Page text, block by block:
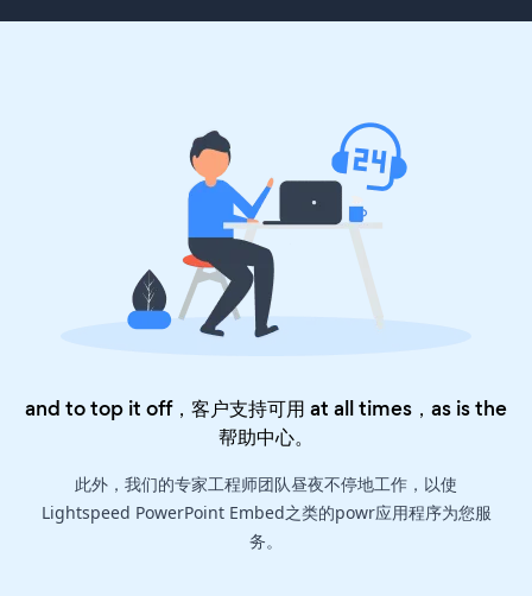
and to top it off，客户支持可用 at all times，as is the
帮助中心。
此外，我们的专家工程师团队昼夜不停地工作，以使
Lightspeed PowerPoint Embed之类的powr应用程序为您服
务。